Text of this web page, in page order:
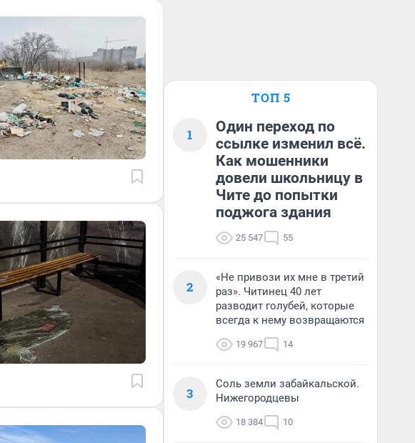
ТОП 5
1
Один переход по
ссылке изменил всё.
Как мошенники
довели школьницу в
Чите до попытки
поджога здания
25 547 55
2
«Не привози их мне в третий
раз». Читинец 40 лет
разводит голубей, которые
всегда к нему возвращаются
19 967 14
3
Соль земли забайкальской.
Нижегородцевы
18 384 10